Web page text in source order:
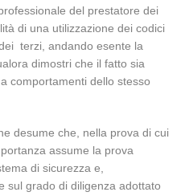
del prestatore dei
di una utilizzazione dei codici
terzi, andando esente la
dimostri che il fatto sia
comportamenti dello stesso
desume che, nella prova di cui
assume la prova
di sicurezza e,
sul grado di diligenza adottato